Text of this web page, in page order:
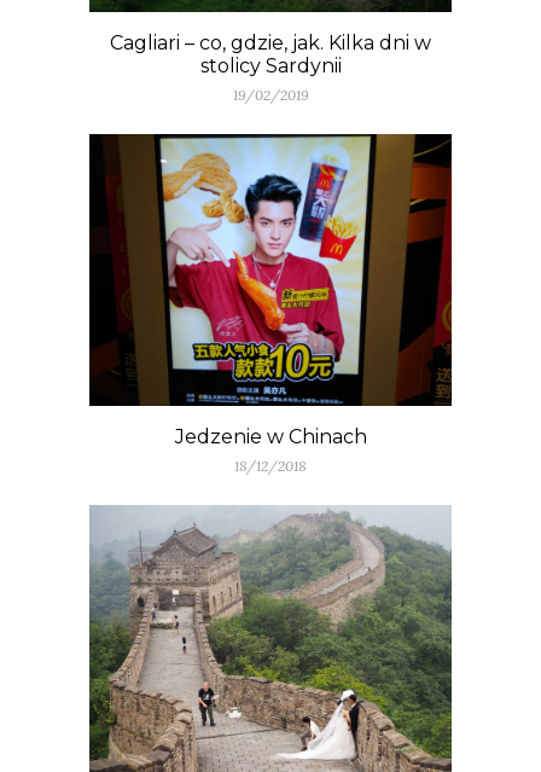
Cagliari – co, gdzie, jak. Kilka dni w
stolicy Sardynii
19/02/2019
Jedzenie w Chinach
18/12/2018